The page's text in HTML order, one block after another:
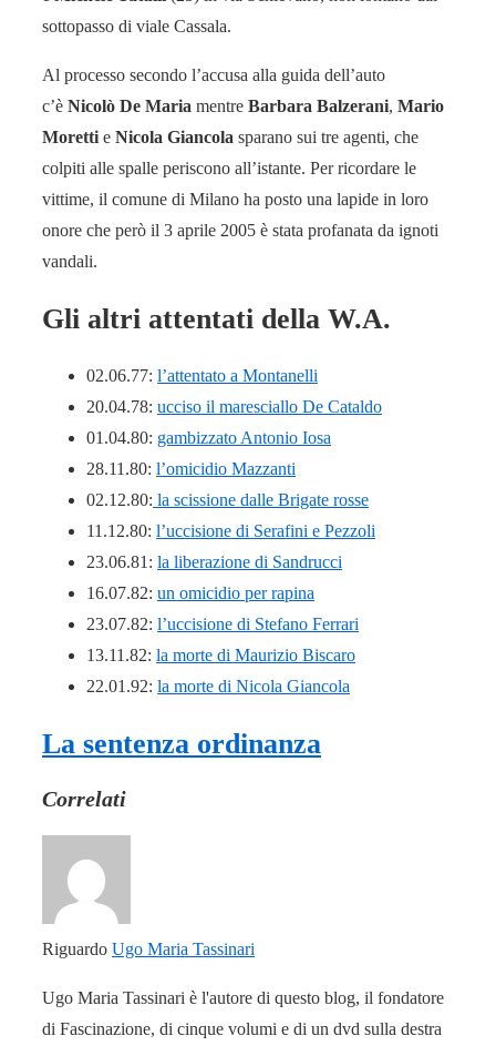
sottopasso di viale Cassala.
Al processo secondo l’accusa alla guida dell’auto
c’è Nicolò De Maria mentre Barbara Balzerani, Mario
Moretti e Nicola Giancola sparano sui tre agenti, che
colpiti alle spalle periscono all’istante. Per ricordare le
vittime, il comune di Milano ha posto una lapide in loro
onore che però il 3 aprile 2005 è stata profanata da ignoti
vandali.
Gli altri attentati della W.A.
02.06.77: l’attentato a Montanelli
20.04.78: ucciso il maresciallo De Cataldo
01.04.80: gambizzato Antonio Iosa
28.11.80: l’omicidio Mazzanti
02.12.80: la scissione dalle Brigate rosse
11.12.80: l’uccisione di Serafini e Pezzoli
23.06.81: la liberazione di Sandrucci
16.07.82: un omicidio per rapina
23.07.82: l’uccisione di Stefano Ferrari
13.11.82: la morte di Maurizio Biscaro
22.01.92: la morte di Nicola Giancola
La sentenza ordinanza
Correlati
Riguardo Ugo Maria Tassinari
Ugo Maria Tassinari è l'autore di questo blog, il fondatore
di Fascinazione, di cinque volumi e di un dvd sulla destra